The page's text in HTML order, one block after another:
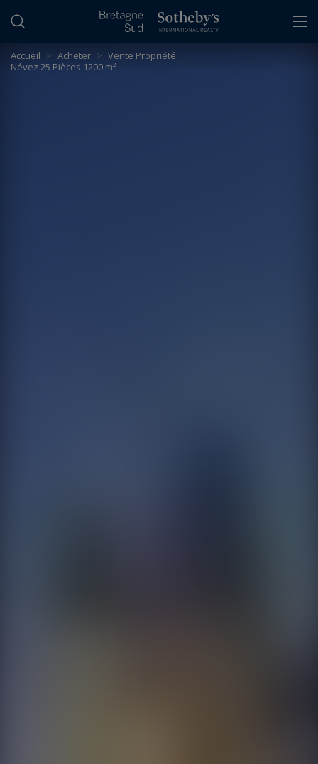
Accueil > Acheter > Vente Propriété
Névez 25 Pièces 1200 m²